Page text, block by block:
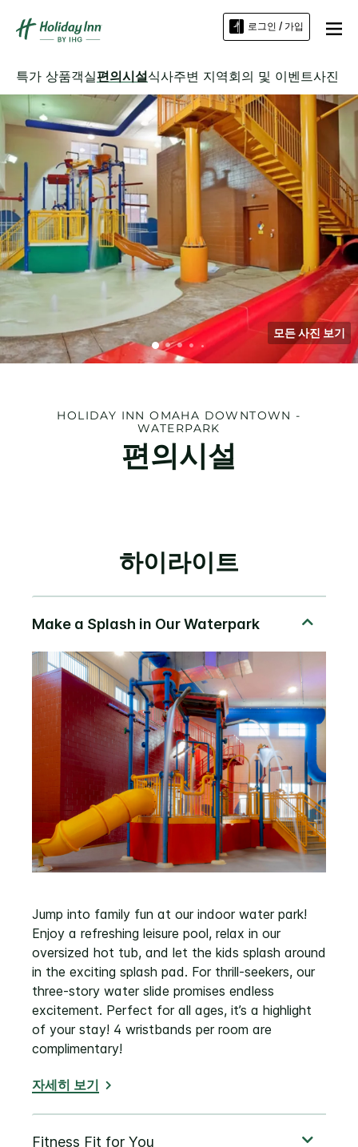
로그인 / 가입
특가 상품객실편의시설식사주변 지역회의 및 이벤트사진
모든 사진 보기
HOLIDAY INN OMAHA DOWNTOWN -
WATERPARK
편의시설
하이라이트
Jump into family fun at our indoor water park!
Enjoy a refreshing leisure pool, relax in our
oversized hot tub, and let the kids splash around
in the exciting splash pad. For thrill-seekers, our
three-story water slide promises endless
excitement. Perfect for all ages, it’s a highlight
of your stay! 4 wristbands per room are
complimentary!
자세히 보기